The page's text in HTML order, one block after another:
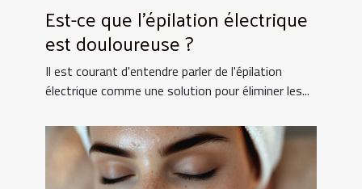
Est-ce que l'épilation électrique
est douloureuse ?
Il est courant d'entendre parler de l'épilation
électrique comme une solution pour éliminer les...